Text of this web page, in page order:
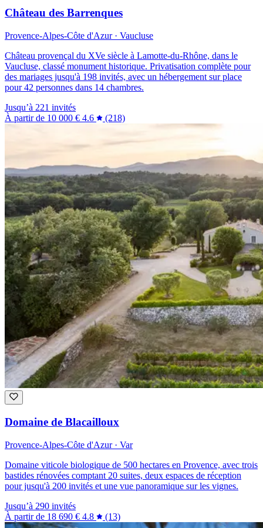
Château des Barrenques
Provence-Alpes-Côte d'Azur · Vaucluse
Château provençal du XVe siècle à Lamotte-du-Rhône, dans le
Vaucluse, classé monument historique. Privatisation complète pour
des mariages jusqu'à 198 invités, avec un hébergement sur place
pour 42 personnes dans 14 chambres.
Jusqu’à 221 invités
À partir de 10 000 € 4.6 (218)
Domaine de Blacailloux
Provence-Alpes-Côte d'Azur · Var
Domaine viticole biologique de 500 hectares en Provence, avec trois
bastides rénovées comptant 20 suites, deux espaces de réception
pour jusqu'à 200 invités et une vue panoramique sur les vignes.
Jusqu’à 290 invités
À partir de 18 690 € 4.8 (13)